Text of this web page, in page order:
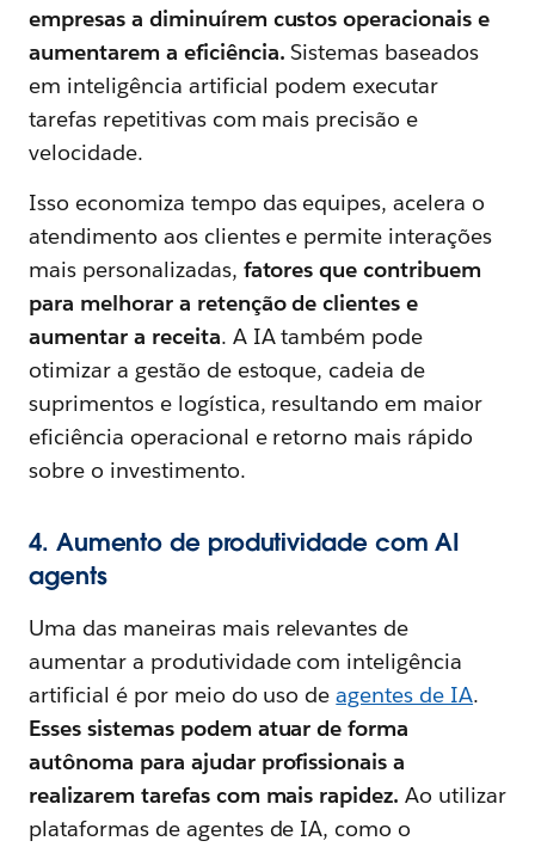
empresas a diminuírem custos operacionais e
aumentarem a eficiência. Sistemas baseados
em inteligência artificial podem executar
tarefas repetitivas com mais precisão e
velocidade.
Isso economiza tempo das equipes, acelera o
atendimento aos clientes e permite interações
mais personalizadas, fatores que contribuem
para melhorar a retenção de clientes e
aumentar a receita. A IA também pode
otimizar a gestão de estoque, cadeia de
suprimentos e logística, resultando em maior
eficiência operacional e retorno mais rápido
sobre o investimento.
4. Aumento de produtividade com AI
agents
Uma das maneiras mais relevantes de
aumentar a produtividade com inteligência
artificial é por meio do uso deagentes de IA.
Esses sistemas podem atuar de forma
autônoma para ajudar profissionais a
realizarem tarefas com mais rapidez.Ao utilizar
plataformas de agentes de IA, como o